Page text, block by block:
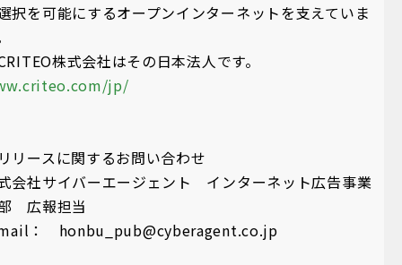
択を可能にするオープンインターネットを支えていま
株式会社はその日本法人です。
jp/
リースに関するお問い合わせ
会社サイバーエージェント インターネット広告事業
広報担当
： honbu_pub@cyberagent.co.jp